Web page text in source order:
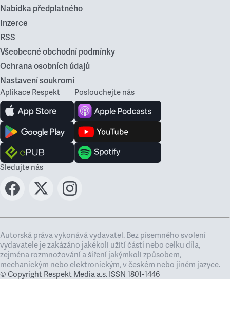
Nabídka předplatného
Inzerce
RSS
Všeobecné obchodní podmínky
Ochrana osobních údajů
Nastavení soukromí
Aplikace Respekt Poslouchejte nás
Sledujte nás
Autorská práva vykonává vydavatel. Bez písemného svolení
vydavatele je zakázáno jakékoli užití částí nebo celku díla,
zejména rozmnožování a šíření jakýmkoli způsobem,
mechanickým nebo elektronickým, v českém nebo jiném jazyce.
© Copyright Respekt Media a.s. ISSN 1801-1446